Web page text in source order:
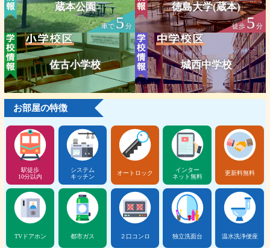
蔵本公園
車で5 分
徳島大学(蔵本)
徒歩5分
佐古小学校 城西中学校
お部屋の特徴
駅徒歩
10分以内
システム
キッチン
オートロック
インター
ネット無料
更新料無料
TVドアホン 都市ガス ２口コンロ 独立洗面台 温水洗浄便座